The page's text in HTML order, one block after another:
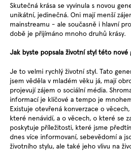
Skutečná krása se vyvinula s novou
unikátní, jedinečná. Oni mají menší
mainstreamu - ale současně i hlavní
době je přijímáno mnoho druhů krásy.
Jak byste popsala životní styl této nové
Je to velmi rychlý životní styl. Tato
jsem věděla v mladém věku já, mají
projevují zájem o sociální média.
informací je klíčové a tempo je
Existuje otevřená konverzace o
které nenávidí, a o věcech, o které se
poskytuje příležitosti, které jsme
dnes více informovaní, sebevědomí a
životního stylu, ale také jeho vlivu na